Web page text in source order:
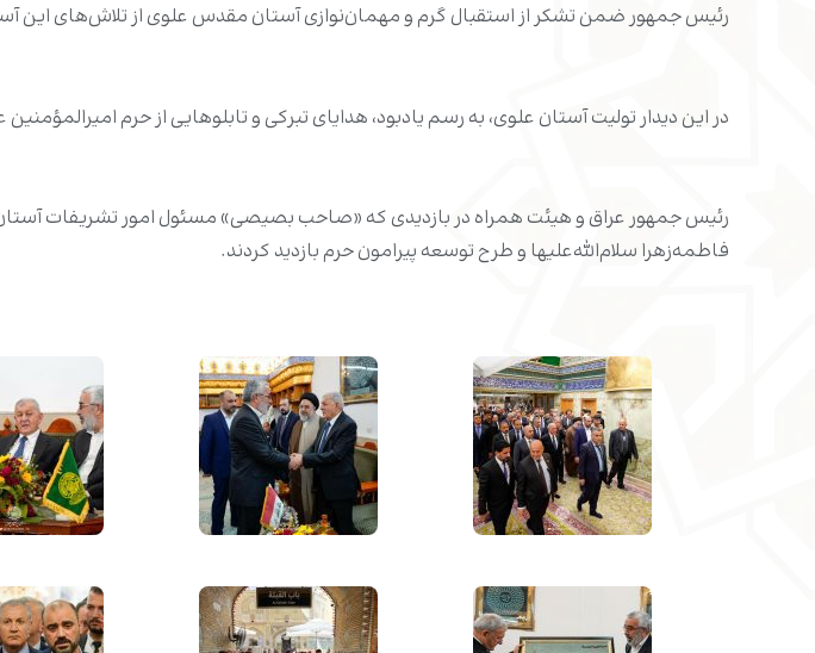
رئیس جمهور ضمن تشکر از استقبال گرم و مهمان‌نوازی آستان مقدس علوی از تلاش‌های این
در این دیدار تولیت آستان علوی، به رسم یادبود، هدایای تبرکی و تابلوهایی از حرم
رئیس جمهور عراق و هیئت همراه در بازدیدی که «صاحب بصیصی» مسئول امور تشریفات
فاطمه‌زهرا سلام‌الله‌علیها و طرح توسعه پیرامون حرم بازدید کردند.